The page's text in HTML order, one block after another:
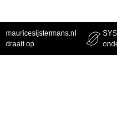
mauricesijstermans.nl
draait op